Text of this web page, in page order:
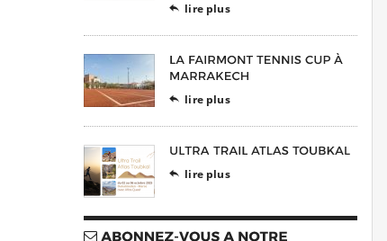
 lire plus
 lire plus
 lire plus